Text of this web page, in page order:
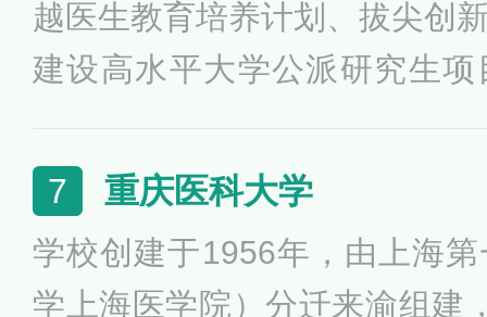
越医生教育培养计划、拔尖创
建设高水平大学公派研究生
金来华留学生接收院校。入选
设高校，成为“国内高水平大学
7 重庆医科大学
学校创建于1956年，由上海
学上海医学院）分迁来渝组建